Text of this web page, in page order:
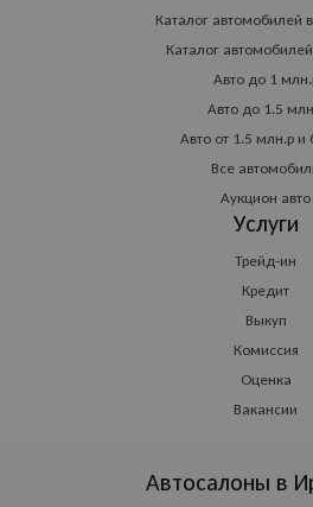
Каталог автомобилей
Каталог
Авто до 1
Авто до 1.5
Авто от 1.5 млн.р и
Все
Аукцион авто
Услуги
Трейд-ин
Кредит
Выкуп
Комиссия
Оценка
Вакансии
Автосалоны в